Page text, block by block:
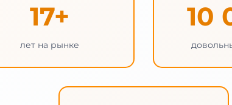
17+
лет на рынке
10